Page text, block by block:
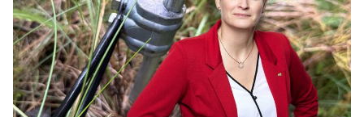
isolering används och endast 2,5 ampere-
stickproppar (ofta kallade europluggen) passar.
Dessutom ger Joakim Grafström detta råd:
– Nackdelen med 2,5-ampereuttagen är att man då
inte kan koppla in annan materiel än sådan som